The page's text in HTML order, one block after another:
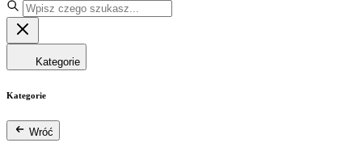
Kategorie
Kategorie
Wróć